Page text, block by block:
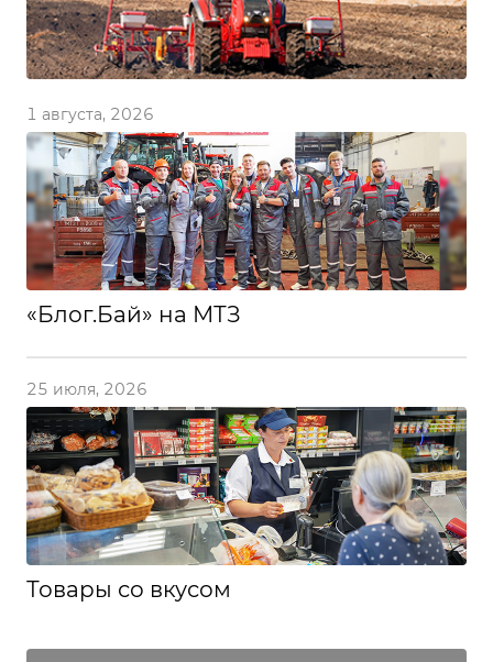
1 августа, 2026
«Блог.Бай» на МТЗ
25 июля, 2026
Товары со вкусом